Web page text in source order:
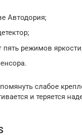
Автодория;
пять режимов
слабое
и теряется